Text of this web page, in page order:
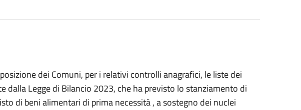
dei Comuni, per i relativi controlli anagrafici, le liste dei
dalla Legge di Bilancio 2023, che ha previsto lo stanziamento di
di beni alimentari di prima necessità , a sostegno dei nuclei